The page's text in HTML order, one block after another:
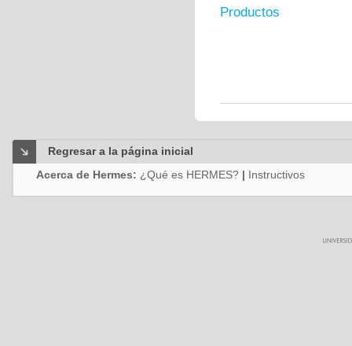
Productos
Regresar a la página inicial
Acerca de Hermes: ¿Qué es HERMES? | Instructivos